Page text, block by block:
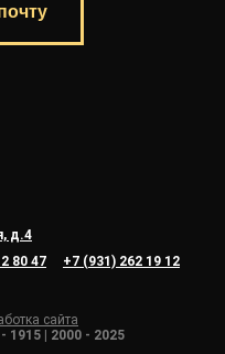
д.4
80 47
+7 (931) 262 19 12
сайта
| 2000 - 2025